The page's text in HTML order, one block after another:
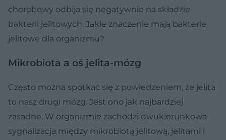
chorobowy odbija się negatywnie na składzie
bakterii jelitowych. Jakie znaczenie mają bakterie
jelitowe dla organizmu?
Mikrobiota a oś jelita-mózg
Często można spotkać się z powiedzeniem, że jelita
to nasz drugi mózg. Jest ono jak najbardziej
zasadne. W organizmie zachodzi dwukierunkowa
sygnalizacja między mikrobiotą jelitową, jelitami i